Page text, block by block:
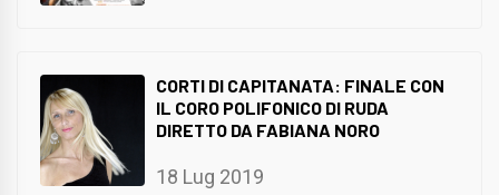
CORTI DI CAPITANATA: FINALE CON
IL CORO POLIFONICO DI RUDA
DIRETTO DA FABIANA NORO
18 Lug 2019